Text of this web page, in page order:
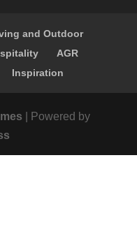
and Outdoor
AGR
Inspiration
| Powered by